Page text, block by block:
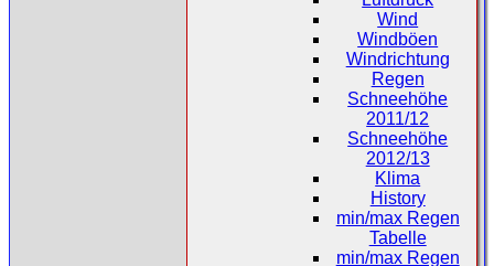
Wind
Windböen
Windrichtung
Regen
Schneehöhe
2011/12
Schneehöhe
2012/13
Klima
History
min/max Regen
Tabelle
min/max Regen